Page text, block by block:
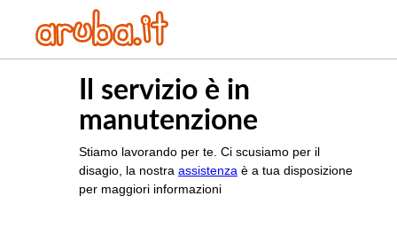
Il servizio è in
manutenzione
Stiamo lavorando per te. Ci scusiamo per il
disagio, la nostra assistenza è a tua disposizione
per maggiori informazioni